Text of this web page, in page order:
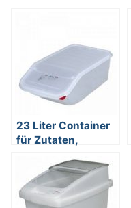
23 Liter Container
für Zutaten,
Deckel, BxTxH 200
x 340 x 565 mm,
Polypropylen-